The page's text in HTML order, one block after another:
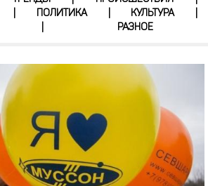
ПОЛИТИКА КУЛЬТУРА
РАЗНОЕ